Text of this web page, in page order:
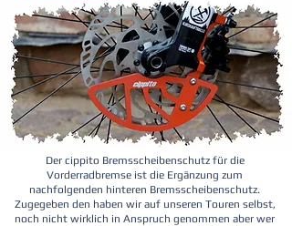
Der cippito Bremsscheibenschutz für die
Vorderradbremse ist die Ergänzung zum
nachfolgenden hinteren Bremsscheibenschutz.
Zugegeben den haben wir auf unseren Touren selbst,
noch nicht wirklich in Anspruch genommen aber wer